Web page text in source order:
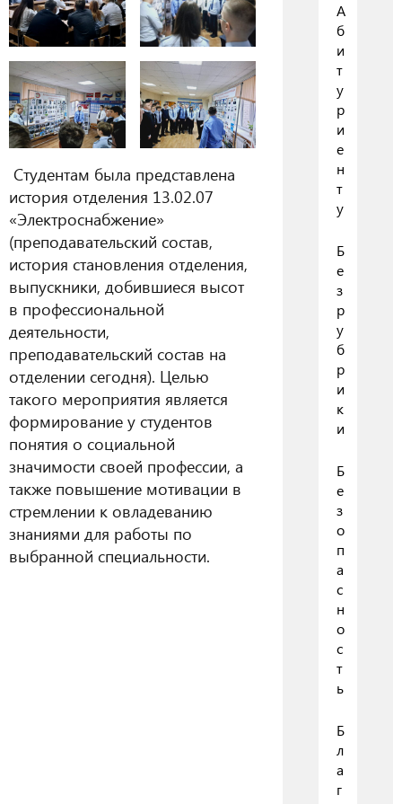
Студентам была представлена
история отделения 13.02.07
«Электроснабжение»
(преподавательский состав,
история становления отделения,
выпускники, добившиеся высот
в профессиональной
деятельности,
преподавательский состав на
отделении сегодня). Целью
такого мероприятия является
формирование у студентов
понятия о социальной
значимости своей профессии, а
также повышение мотивации в
стремлении к овладеванию
знаниями для работы по
выбранной специальности.
А
б
и
т
у
р
и
е
н
т
у
Б
е
з
р
у
б
р
и
к
и
Б
е
з
о
п
а
с
н
о
с
т
ь
Б
л
а
г